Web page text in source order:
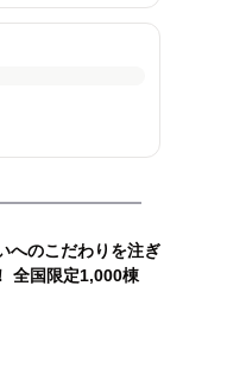
へのこだわりを注ぎ
全国限定1,000棟